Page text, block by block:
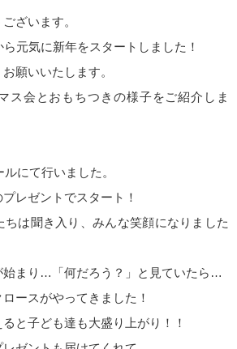
ざいます。
元気に新年をスタートしました！
願いいたします。
ス会とおもちつきの様子をご紹介しま
にて行いました。
レゼントでスタート！
ちは聞き入り、みんな笑顔になりました
始まり…「何だろう？」と見ていたら…
ースがやってきました！
と子ども達も大盛り上がり！！